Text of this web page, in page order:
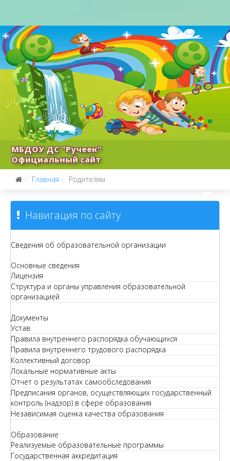
МБДОУ ДС "Ручеек"
Официальный сайт
Главная Родителям
Навигация по сайту
Сведения об образовательной организации
Основные сведения
Лицензия
Структура и органы управления образовательной
организацией
Документы
Устав
Правила внутреннего распорядка обучающихся
Правила внутреннего трудового распорядка
Коллективный договор
Локальные нормативные акты
Отчет о результатах самообследования
Предписания органов, осуществляющих государственный
контроль (надзор) в сфере образования
Независимая оценка качества образования
Образование
Реализуемые образовательные программы
Государственная аккредитация